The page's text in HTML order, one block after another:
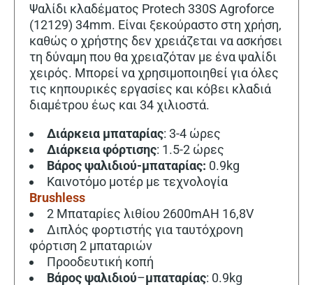
Ψαλίδι κλαδέματος Protech 330S Agroforce
(12129) 34mm. Είναι ξεκούραστο στη χρήση,
καθώς ο χρήστης δεν χρειάζεται να ασκήσει
τη δύναμη που θα χρειαζόταν με ένα ψαλίδι
χειρός. Μπορεί να χρησιμοποιηθεί για όλες
τις κηπουρικές εργασίες και κόβει κλαδιά
διαμέτρου έως και 34 χιλιοστά.
Διάρκεια μπαταρίας: 3-4 ώρες
Διάρκεια φόρτισης: 1.5-2 ώρες
Βάροςψαλιδιού-μπαταρίας: 0.9kg
Καινοτόμο μοτέρ με τεχνολογία
Brushless
2 Μπαταρίες λιθίου 2600mAH 16,8V
Διπλός φορτιστής για ταυτόχρονη
φόρτιση 2 μπαταριών
Προοδευτική κοπή
Βάροςψαλιδιού–μπαταρίας: 0.9kg